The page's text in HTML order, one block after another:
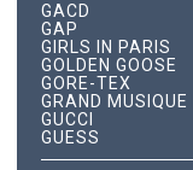
GACD
GAP
GIRLS IN PARIS
GOLDEN GOOSE
GORE-TEX
GUCCI
GUESS